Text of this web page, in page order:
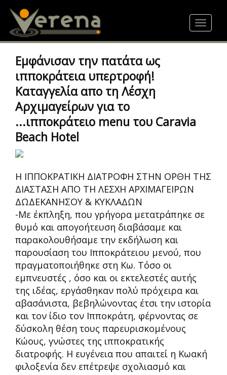
content
Toggle
Εμφάνισαν την πατάτα ως
ιπποκράτεια υπερτροφή!
Καταγγελία απο τη Λέσχη
Αρχιμαγείρων για το
...ιπποκράτειο menu του Caravia
Beach Hotel
Η ΙΠΠΟΚΡΑΤΙΚΗ ΔΙΑΤΡΟΦΗ ΣΤΗΝ ΟΡΘΗ ΤΗΣ
ΔΙΑΣΤΑΣΗ ΑΠΟ ΤΗ ΛΕΣΧΗ ΑΡΧΙΜΑΓΕΙΡΩΝ
ΔΩΔΕΚΑΝΗΣΟΥ & ΚΥΚΛΑΔΩΝ
-Με έκπληξη, που γρήγορα μετατράπηκε σε
θυμό και απογοήτευση διαβάσαμε και
παρακολουθήσαμε την εκδήλωση και
παρουσίαση του Ιπποκράτειου μενού, που
πραγματοποιήθηκε στη Κω. Τόσο οι
εμπνευστές , όσο και οι εκτελεστές αυτής
της ιδέας, εργάσθηκαν πολύ πρόχειρα και
αβασάνιστα, βεβηλώνοντας έτσι την ιστορία
και τον ίδιο τον Ιπποκράτη, φέρνοντας σε
δύσκολη θέση τους παρευρισκομένους
Κώους, γνώστες της ιπποκρατικής
διατροφής. Η ευγένεια που απαιτεί η Κωακή
φιλοξενία δεν επέτρεψε σχολιασμό και